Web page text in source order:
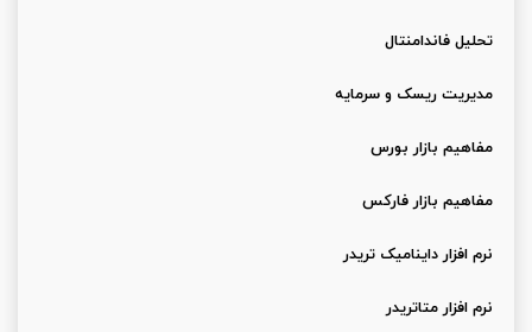
تحلیل فاندامنتال
مدیریت ریسک و سرمایه
مفاهیم بازار بورس
مفاهیم بازار فارکس
نرم افزار داینامیک تریدر
نرم افزار متاتریدر